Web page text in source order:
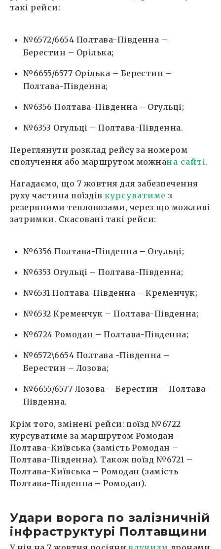
такі рейси:
№6572/6654 Полтава-Південна –
Берестин – Орілька;
№6655/6577 Орілька – Берестин –
Полтава-Південна;
№6356 Полтава-Південна – Огульці;
№6353 Огульці – Полтава-Південна.
Переглянути розклад рейсу за номером
сполучення або маршрутом можнана сайті.
Нагадаємо, що 7 жовтня для забезпечення
руху частина поїздівкурсуватиме з
резервними тепловозами, через що можливі
затримки. Скасовані такі рейси:
№6356 Полтава-Південна – Огульці;
№6353 Огульці – Полтава-Південна;
№6531 Полтава-Південна – Кременчук;
№6532 Кременчук – Полтава-Південна;
№6724 Ромодан – Полтава-Південна;
№6572\6654 Полтава -Південна –
Берестин – Лозова;
№6655/6577 Лозова – Берестин – Полтава-
Південна.
Крім того, змінені рейси: поїзд №6722
курсуватиме за маршрутом Ромодан –
Полтава-Київська (замість Ромодан –
Полтава-Південна). Також поїзд №6721 –
Полтава-Київська – Ромодан (замість
Полтава-Південна – Ромодан).
Удари ворога по залізничній
інфраструктурі Полтавщини